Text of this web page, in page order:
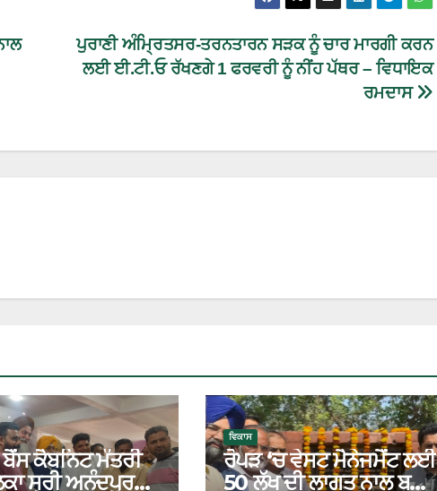
ਪੁਰਾਣੀ ਅੰਮ੍ਰਿਤਸਰ-ਤਰਨਤਾਰਨ ਸੜਕ ਨੂੰ ਚਾਰ ਮਾਰਗੀ ਕਰਨ
ਲਈ ਈ.ਟੀ.ਓ ਰੱਖਣਗੇ 1 ਫਰਵਰੀ ਨੂੰ ਨੀਂਹ ਪੱਥਰ – ਵਿਧਾਇਕ
ਰਮਦਾਸ
ਕੈਬਨਿਟ ਮੰਤਰੀ
ਸ੍ਰੀ ਅਨੰਦਪੁਰ
ਵਿਕਾਸ
ਰੋਪੜ ‘ਚ ਵੇਸਟ ਮੈਨੇਜਮੈਂਟ ਲਈ
50 ਲੱਖ ਦੀ ਲਾਗਤ ਨਾਲ ਬਣਨ